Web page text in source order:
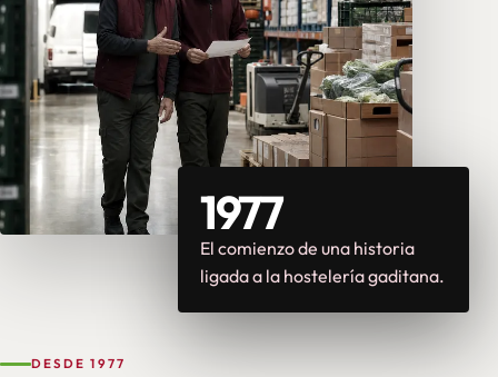
1977
El comienzo de una historia
ligada a la hostelería gaditana.
DESDE 1977